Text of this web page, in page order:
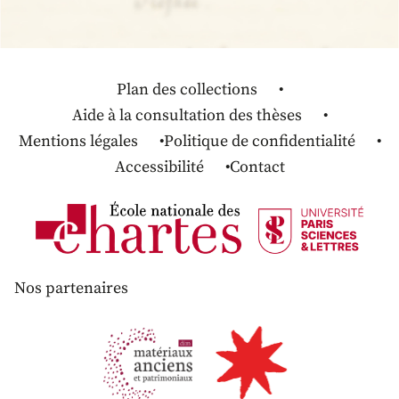
Plan des collections
Aide à la consultation des thèses
Mentions légales
Politique de confidentialité
Accessibilité
Contact
Nos partenaires